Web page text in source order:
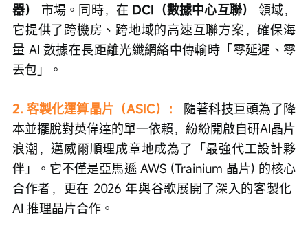
器）
市場。同時，在 DCI（數據中心互聯）
領域，
它提供了跨機房、跨地域的高速互聯方案，確保海
量 AI 數據在長距離光纖網絡中傳輸時「零延遲、零
丟包」。
2. 客製化運算晶片（ASIC）：
隨著科技巨頭為了降
本並擺脫對英偉達的單一依賴，紛紛開啟自研AI晶片
浪潮，邁威爾順理成章地成為了「最強代工設計夥
伴」。它不僅是亞馬遜 AWS (Trainium 晶片) 的核心
合作者，更在 2026 年與谷歌展開了深入的客製化
AI 推理晶片合作。